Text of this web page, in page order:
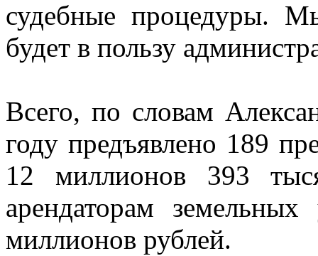
судебные процедуры.
будет в пользу
Всего, по словам
году предъявлено 189
12 миллионов 393
арендаторам
миллионов рублей.